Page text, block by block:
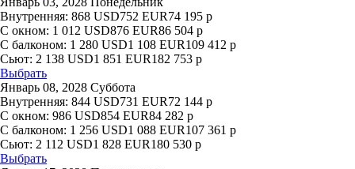
Внутренняя: 868 USD752 EUR74 195 р
С окном: 1 012 USD876 EUR86 504 р
С балконом: 1 280 USD1 108 EUR109 412 р
Сьют: 2 138 USD1 851 EUR182 753 р
Выбрать
Январь 08, 2028 Суббота
Внутренняя: 844 USD731 EUR72 144 р
С окном: 986 USD854 EUR84 282 р
С балконом: 1 256 USD1 088 EUR107 361 р
Сьют: 2 112 USD1 828 EUR180 530 р
Выбрать